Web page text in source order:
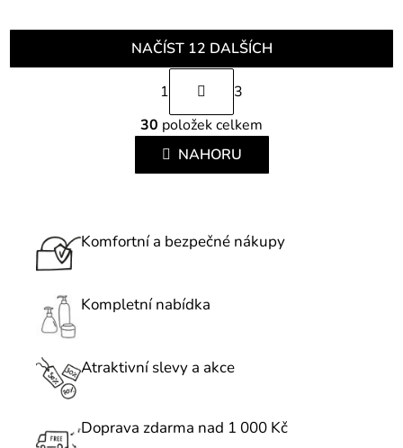
O
v
l
á
c
r
y
p
NAČÍST 12 DALŠÍCH
t
r
á
n
v
á
1
3
30 položek celkem
NAHORU
Komfortní a bezpečné nákupy
Kompletní nabídka
Atraktivní slevy a akce
Doprava zdarma nad 1 000 Kč